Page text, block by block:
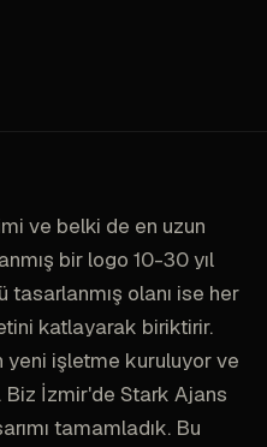
ve belki de en uzun
bir logo 10-30 yıl
tasarlanmış olanı ise her
katlayarak biriktirir.
yeni işletme kuruluyor ve
Biz İzmir'de Stark Ajans
tamamladık. Bu